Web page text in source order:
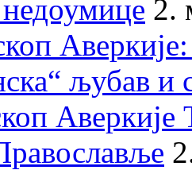
2.
љубав и